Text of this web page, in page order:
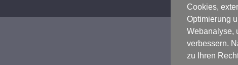
Cookies,
Optimierung
Webanalyse,
verbessern.
zu Ihren